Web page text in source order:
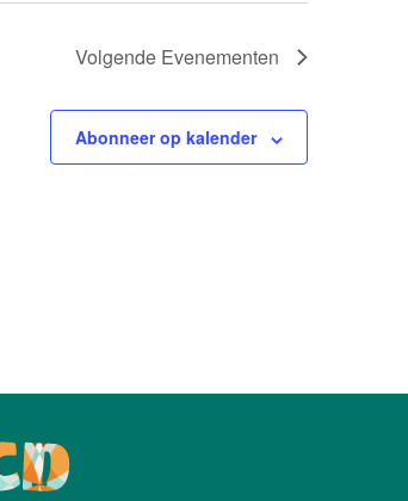
Volgende Evenementen
Abonneer op kalender